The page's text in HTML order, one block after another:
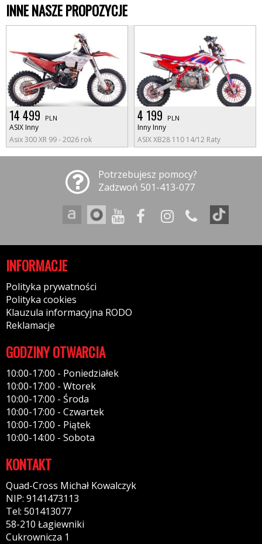
INNE NASZE PROPOZYCJE
14 499 PLN
ASIX Inny
Asix 300 XR 99 - 2026 rok
4 199 PLN
Inny Inny
ASIX XB28 110 14/12 Raty
Potrzebujesz pomocy?
Zadzwoń 501-413-077
INFORMACJE
Polityka prywatności
Polityka cookies
Klauzula informacyjna RODO
Reklamacje
GODZINY OTWARCIA
10:00-17:00 - Poniedziałek
10:00-17:00 - Wtorek
10:00-17:00 - Środa
10:00-17:00 - Czwartek
10:00-17:00 - Piątek
10:00-14:00 - Sobota
KONTAKT
Quad-Cross Michał Kowalczyk
NIP: 9141473113
Tel: 501413077
58-210 Łagiewniki
Cukrownicza 1